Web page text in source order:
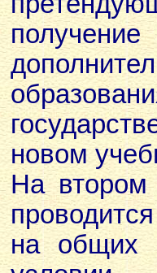
новом
На втором
на общих